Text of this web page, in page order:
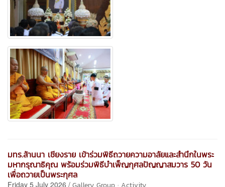
มทร.ล้านนา เชียงราย เข้าร่วมพิธีถวายความอาลัยและสำนึกในพระ
มหากรุณาธิคุณ พร้อมร่วมพิธีบำเพ็ญกุศลปัญญาสมวาร 50 วัน
เพื่อถวายเป็นพระกุศล
Friday 5 July 2026 /